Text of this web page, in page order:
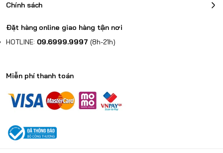
Chính sách
Đặt hàng online giao hàng tận nơi
HOTLINE: 09.6999.9997 (8h-21h)
Miễn phí thanh toán